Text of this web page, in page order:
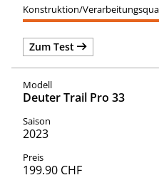
Zum Test
Deuter Trail Pro 33
2023
199.90 CHF